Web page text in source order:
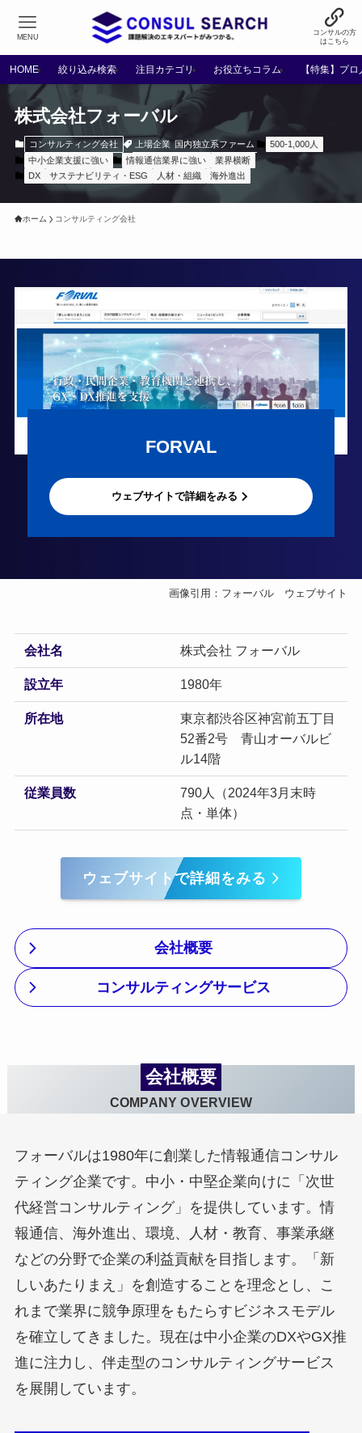
コンサルの方
はこちら
MENU
HOME 絞り込み検索 注目カテゴリ お役立ちコラム 【特集】プ
株式会社フォーバル
コンサルティング会社 上場企業 国内独立系ファーム
500-1,000人
中小企業支援に強い
情報通信業界に強い
業界横断
DX
サステナビリティ・ESG 人材・組織 海外進出
ホーム コンサルティング会社
FORVAL
ウェブサイトで詳細をみる
画像引用：フォーバル ウェブサイト
会社名 株式会社 フォーバル
設立年 1980年
所在地
東京都渋谷区神宮前五丁目
52番2号 青山オーバルビ
ル14階
従業員数
790人（2024年3月末時
点・単体）
ウェブサイトで詳細をみる
会社概要
コンサルティングサービス
会社概要
COMPANY OVERVIEW
フォーバルは1980年に創業した情報通信コンサル
ティング企業です。中小・中堅企業向けに「次世
代経営コンサルティング」を提供しています。情
報通信、海外進出、環境、人材・教育、事業承継
などの分野で企業の利益貢献を目指します。「新
しいあたりまえ」を創造することを理念とし、こ
れまで業界に競争原理をもたらすビジネスモデル
を確立してきました。現在は中小企業のDXやGX推
進に注力し、伴走型のコンサルティングサービス
を展開しています。